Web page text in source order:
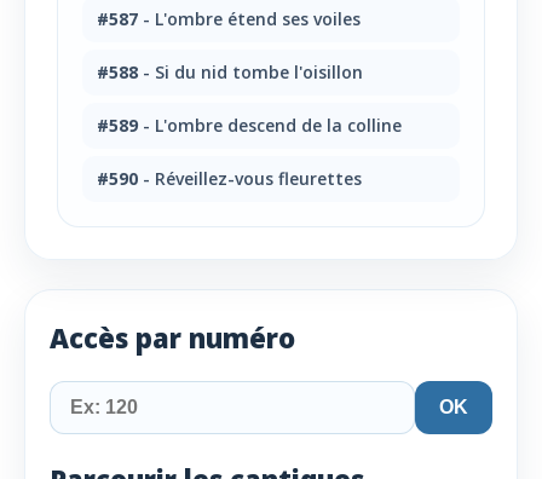
Accès par numéro
OK
#587 - L'ombre étend ses voiles
#588 - Si du nid tombe l'oisillon
#589 - L'ombre descend de la colline
#590 - Réveillez-vous fleurettes